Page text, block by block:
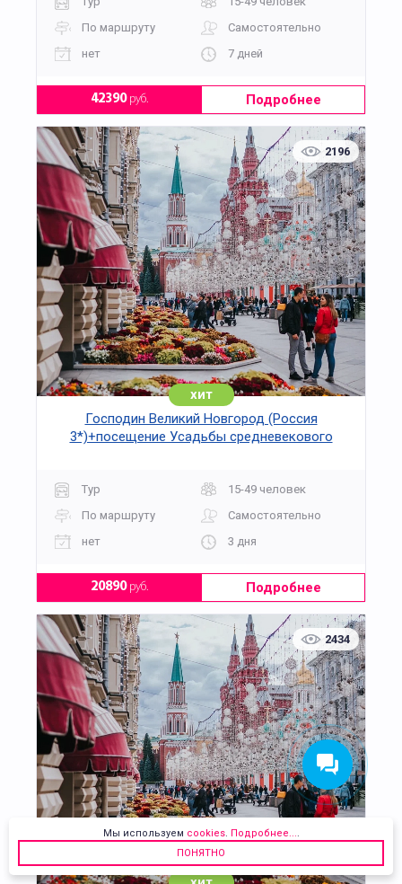
По маршруту
Самостоятельно
нет
7 дней
42390руб. Подробнее
2196
хит
Господин Великий Новгород (Россия
3*)+посещение Усадьбы средневекового
Тур
15-49 человек
По маршруту
Самостоятельно
нет
3 дня
20890руб. Подробнее
2434
Мы используем cookies. Подробнее....
ПОНЯТНО